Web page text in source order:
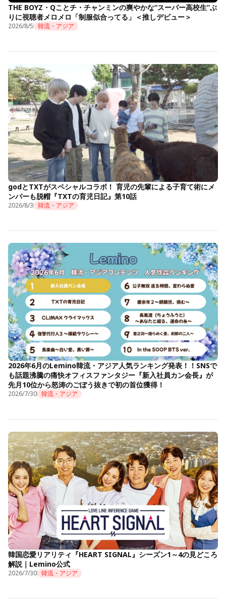
THE BOYZ・Qことチ・チャンミンの爽やかな“スーパー高校生”ぶ
りに視聴者メロメロ「制服似合ってる」＜推しデビュー＞
2026/8/5 韓流・アジア
godとTXTがスペシャルコラボ！ 育児の先輩による子育て術にメ
ンバーも脱帽『TXTの育児日記』第10話
2026/8/3 韓流・アジア
2026年6月のLemino韓流・アジア人気ランキング発表！！SNSで
も話題沸騰の痛快オフィスファンタジー『新入社員カン会長』が
先月10位から怒涛のごぼう抜きで初の首位獲得！
2026/7/30 韓流・アジア
韓国恋愛リアリティ『HEART SIGNAL』シーズン1～4の見どころ
解説｜Lemino公式
2026/7/30 韓流・アジア